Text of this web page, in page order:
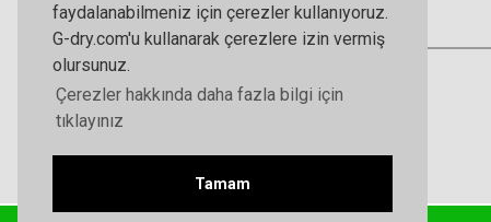
faydalanabilmeniz için çerezler kullanıyoruz.
G-dry.com'u kullanarak çerezlere izin vermiş
olursunuz.
Çerezler hakkında daha fazla bilgi için
tıklayınız
Tamam